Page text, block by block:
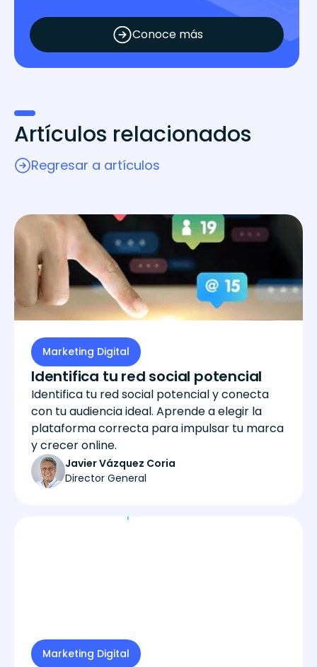
Conoce más
Artículos relacionados
Regresar a artículos
Marketing Digital
Identifica tu red social potencial
Identifica tu red social potencial y conecta
con tu audiencia ideal. Aprende a elegir la
plataforma correcta para impulsar tu marca
y crecer online.
Javier Vázquez Coria
Director General
Marketing Digital